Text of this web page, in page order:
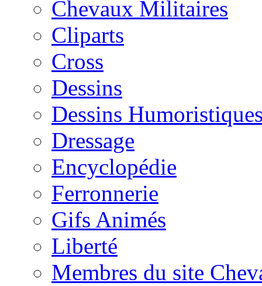
Chevaux Militaires
Cliparts
Cross
Dessins
Dessins
Dressage
Encyclopédie
Ferronnerie
Gifs Animés
Liberté
Membres du site